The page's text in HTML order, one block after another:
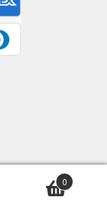
0